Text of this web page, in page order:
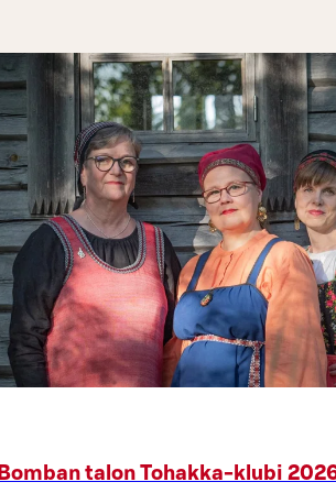
Bomban talon Tohakka-klubi